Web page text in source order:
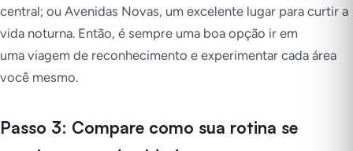
central; ou Avenidas Novas, um excelente lugar para curtir a
vida noturna. Então, é sempre uma boa opção ir em
uma viagem de reconhecimento e experimentar cada área
você mesmo.
Passo 3: Compare como sua rotina se